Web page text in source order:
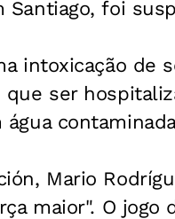
Santiago, foi
intoxicação de
ser
Mario
maior". O jogo